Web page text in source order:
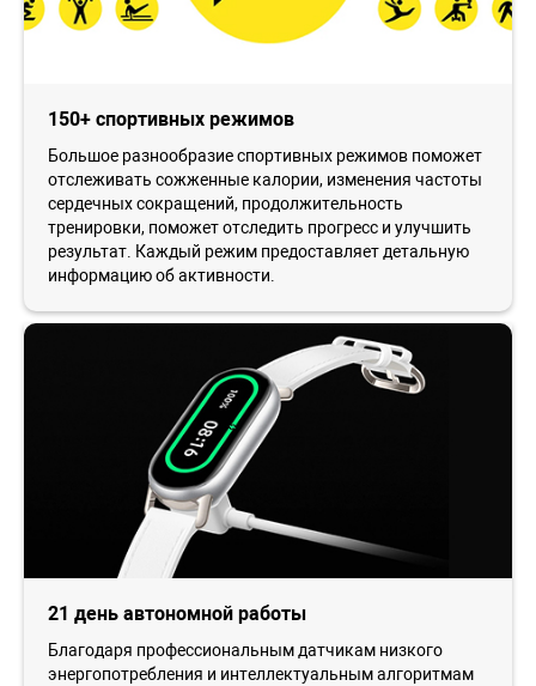
150+ спортивных режимов
Большое разнообразие спортивных режимов поможет
отслеживать сожженные калории, изменения частоты
сердечных сокращений, продолжительность
тренировки, поможет отследить прогресс и улучшить
результат. Каждый режим предоставляет детальную
информацию об активности.
21 день автономной работы
Благодаря профессиональным датчикам низкого
энергопотребления и интеллектуальным алгоритмам